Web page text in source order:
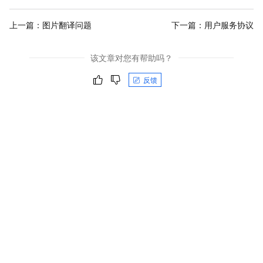
上一篇： 图片翻译问题 下一篇： 用户服务协议
该文章对您有帮助吗？
反馈